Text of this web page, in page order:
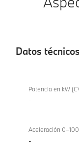
Datos técnicos
técnicos
Potencia en kW
-
Aceleración
-